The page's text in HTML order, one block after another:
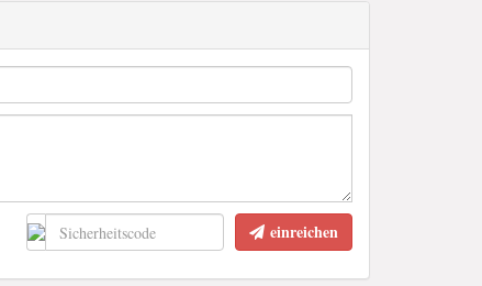
einreichen